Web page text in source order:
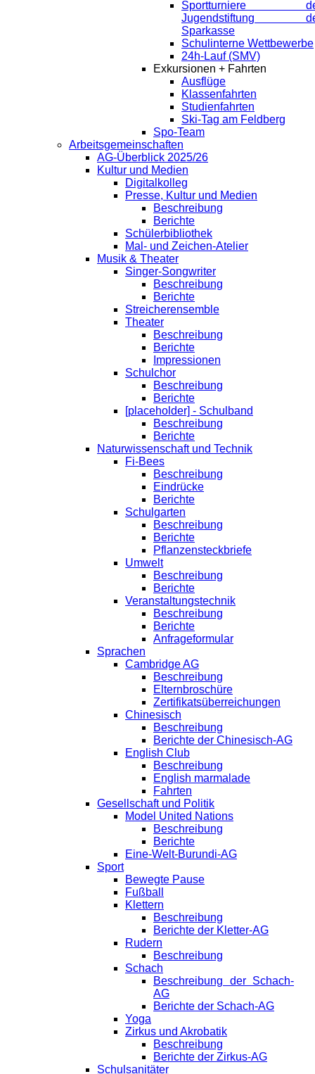
Sportturniere
Jugendstiftung
Sparkasse
Schulinterne Wettbewerbe
24h-Lauf (SMV)
Exkursionen + Fahrten
Ausflüge
Klassenfahrten
Studienfahrten
Ski-Tag am Feldberg
Spo-Team
Arbeitsgemeinschaften
AG-Überblick 2025/26
Kultur und Medien
Digitalkolleg
Presse, Kultur und Medien
Beschreibung
Berichte
Schülerbibliothek
Mal- und Zeichen-Atelier
Musik & Theater
Singer-Songwriter
Beschreibung
Berichte
Streicherensemble
Theater
Beschreibung
Berichte
Impressionen
Schulchor
Beschreibung
Berichte
[placeholder] - Schulband
Beschreibung
Berichte
Naturwissenschaft und Technik
Fi-Bees
Beschreibung
Eindrücke
Berichte
Schulgarten
Beschreibung
Berichte
Pflanzensteckbriefe
Umwelt
Beschreibung
Berichte
Veranstaltungstechnik
Beschreibung
Berichte
Anfrageformular
Sprachen
Cambridge AG
Beschreibung
Elternbroschüre
Zertifikatsüberreichungen
Chinesisch
Beschreibung
Berichte der Chinesisch-AG
English Club
Beschreibung
English marmalade
Fahrten
Gesellschaft und Politik
Model United Nations
Beschreibung
Berichte
Eine-Welt-Burundi-AG
Sport
Bewegte Pause
Fußball
Klettern
Beschreibung
Berichte der Kletter-AG
Rudern
Beschreibung
Schach
Beschreibung der Schach-
AG
Berichte der Schach-AG
Yoga
Zirkus und Akrobatik
Beschreibung
Berichte der Zirkus-AG
Schulsanitäter